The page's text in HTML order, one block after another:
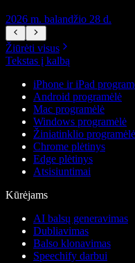
2026 m. balandžio 28 d.
Žiūrėti visus
Tekstas į kalbą
iPhone ir iPad
Android programėlė
Mac programėlė
Windows programėlė
Žiniatinklio programėlė
Chrome plėtinys
Edge plėtinys
Atsisiuntimai
Kūrėjams
AI balsų generavimas
Dubliavimas
Balso klonavimas
Speechify darbui